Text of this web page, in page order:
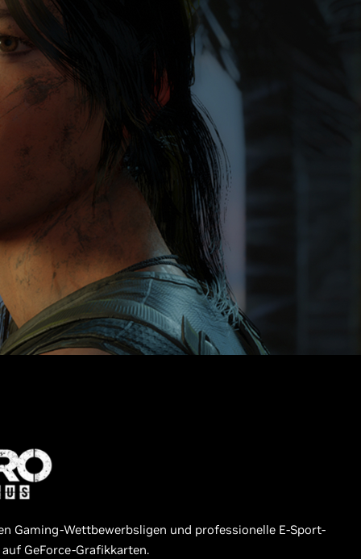
Gaming-Wettbewerbsligen und professionelle E-Sport-
auf GeForce-Grafikkarten.